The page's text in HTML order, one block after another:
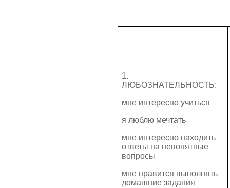
1.
ЛЮБОЗНАТЕЛЬНОСТЬ:
мне интересно учиться
я люблю мечтать
мне интересно находить
ответы на непонятные
вопросы
мне нравится выполнять
домашние задания